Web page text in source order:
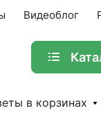
Видеоблог
в корзинах